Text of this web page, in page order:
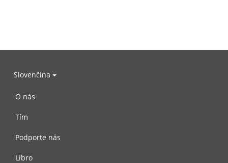
Slovenčina
O nás
Tím
Podporte nás
Libro